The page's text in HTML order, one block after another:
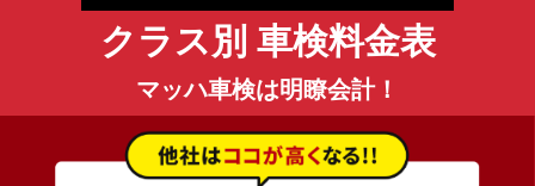
クラス別 車検料金表
マッハ車検は明瞭会計！